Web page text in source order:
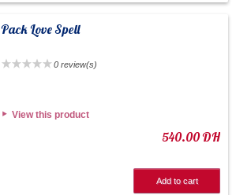
Pack Love Spell
0 review(s)
View this product
540.00 DH
Add to cart